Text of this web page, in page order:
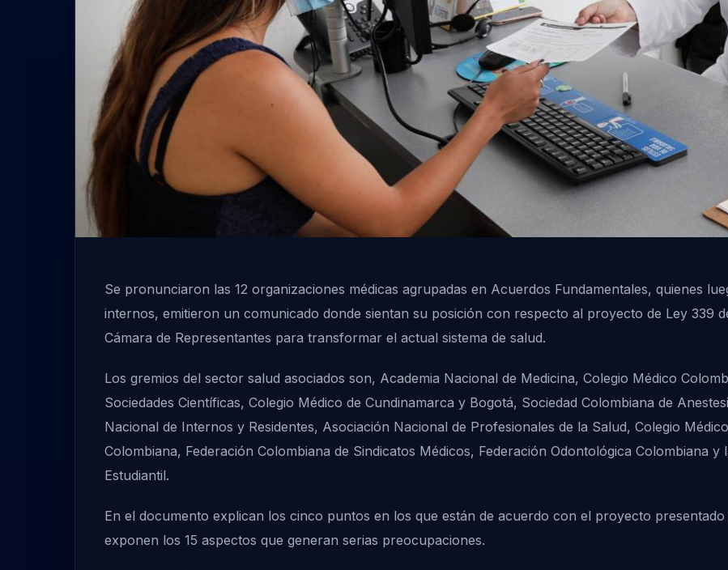
Se pronunciaron las 12 organizaciones médicas agrupadas en Acuerdos Fundamentales, quienes
internos, emitieron un comunicado donde sientan su posición con respecto al proyecto de Ley 339
Cámara de Representantes para transformar el actual sistema de salud.
Los gremios del sector salud asociados son, Academia Nacional de Medicina, Colegio Médico
Sociedades Científicas, Colegio Médico de Cundinamarca y Bogotá, Sociedad Colombiana de
Nacional de Internos y Residentes, Asociación Nacional de Profesionales de la Salud, Colegio
Colombiana, Federación Colombiana de Sindicatos Médicos, Federación Odontológica Colombiana y
Estudiantil.
En el documento explican los cinco puntos en los que están de acuerdo con el proyecto
exponen los 15 aspectos que generan serias preocupaciones.